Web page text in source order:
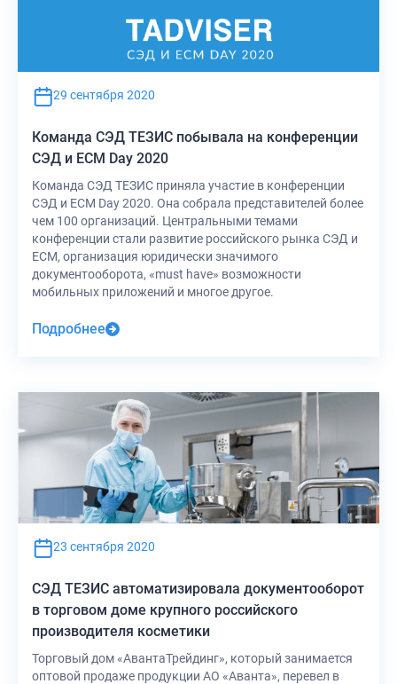
29 сентября 2020
Команда СЭД ТЕЗИС побывала на конференции
СЭД и ECM Day 2020
Команда СЭД ТЕЗИС приняла участие в конференции
СЭД и ECM Day 2020. Она собрала представителей более
чем 100 организаций. Центральными темами
конференции стали развитие российского рынка СЭД и
ECM, организация юридически значимого
документооборота, «must have» возможности
мобильных приложений и многое другое.
Подробнее
23 сентября 2020
СЭД ТЕЗИС автоматизировала документооборот
в торговом доме крупного российского
производителя косметики
Торговый дом «АвантаТрейдинг», который занимается
оптовой продаже продукции АО «Аванта», перевел в